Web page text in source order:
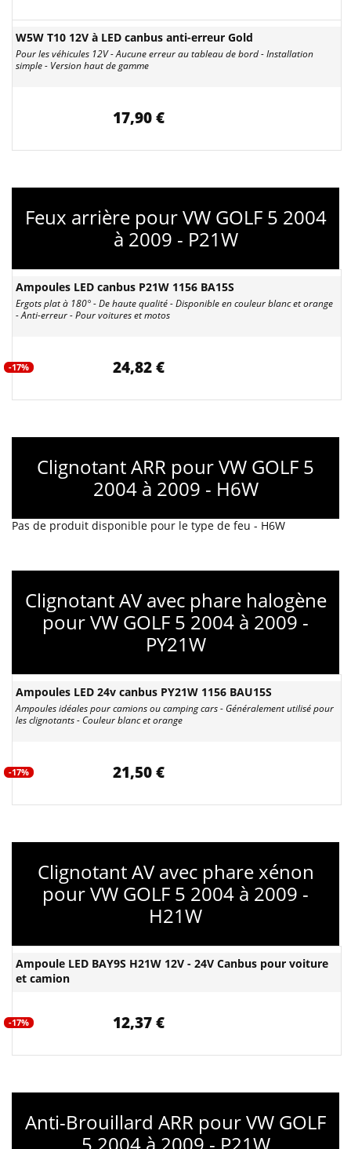
W5W T10 12V à LED canbus anti-erreur Gold
Pour les véhicules 12V - Aucune erreur au tableau de bord - Installation
simple - Version haut de gamme
17,90 €
Feux arrière pour VW GOLF 5 2004
à 2009 - P21W
Ampoules LED canbus P21W 1156 BA15S
Ergots plat à 180° - De haute qualité - Disponible en couleur blanc et orange
- Anti-erreur - Pour voitures et motos
-17% 24,82 €
Clignotant ARR pour VW GOLF 5
2004 à 2009 - H6W
Pas de produit disponible pour le type de feu - H6W
Clignotant AV avec phare halogène
pour VW GOLF 5 2004 à 2009 -
PY21W
Ampoules LED 24v canbus PY21W 1156 BAU15S
Ampoules idéales pour camions ou camping cars - Généralement utilisé pour
les clignotants - Couleur blanc et orange
-17% 21,50 €
Clignotant AV avec phare xénon
pour VW GOLF 5 2004 à 2009 -
H21W
Ampoule LED BAY9S H21W 12V - 24V Canbus pour voiture
et camion
-17% 12,37 €
Anti-Brouillard ARR pour VW GOLF